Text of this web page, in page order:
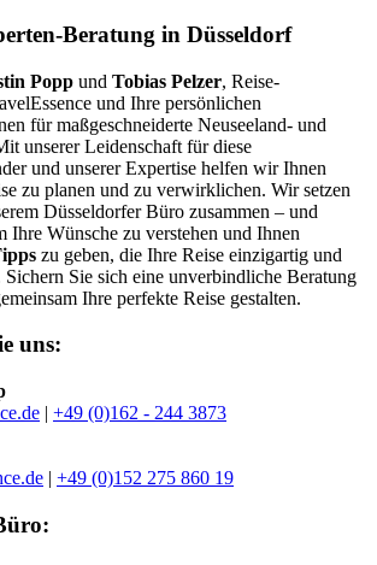
Beratung in Düsseldorf
Popp und Tobias Pelzer, Reise-
und Ihre persönlichen
für maßgeschneiderte Neuseeland- und
unserer Leidenschaft für diese
und unserer Expertise helfen wir Ihnen
zu planen und zu verwirklichen. Wir setzen
Düsseldorfer Büro zusammen – und
Ihre Wünsche zu verstehen und Ihnen
zu geben, die Ihre Reise einzigartig und
Sichern Sie sich eine unverbindliche Beratung
Ihre perfekte Reise gestalten.
uns:
| +49 (0)162 - 244 3873
| +49 (0)152 275 860 19